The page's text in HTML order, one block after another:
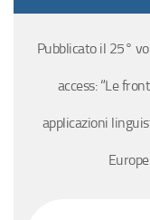
Pubblicato il 25°
access: “Le
applicazioni